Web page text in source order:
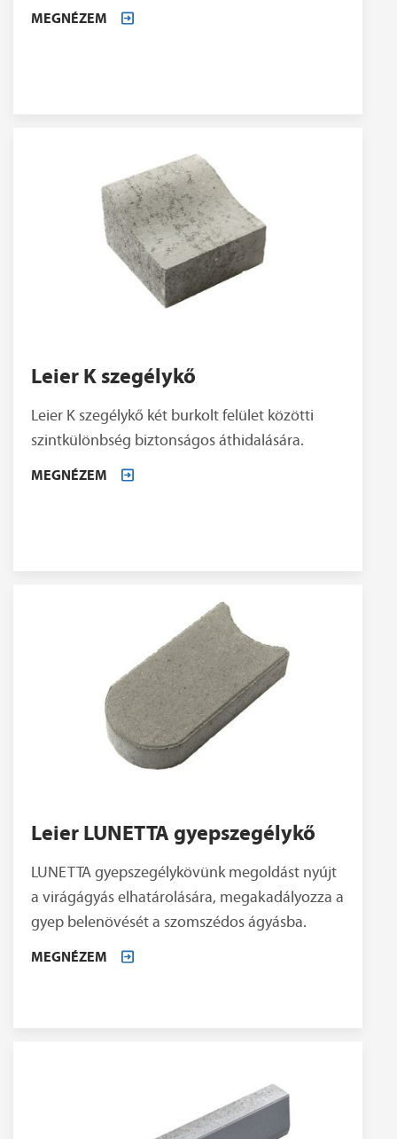
MEGNÉZEM
Leier K szegélykő
Leier K szegélykő két burkolt felület közötti
szintkülönbség biztonságos áthidalására.
MEGNÉZEM
Leier LUNETTA gyepszegélykő
LUNETTA gyepszegélykövünk megoldást nyújt
a virágágyás elhatárolására, megakadályozza a
gyep belenövését a szomszédos ágyásba.
MEGNÉZEM